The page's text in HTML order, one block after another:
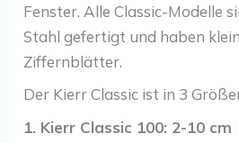
Fenster. Alle Classic-Modelle
Stahl gefertigt und haben
Ziffernblätter.
Der Kierr Classic ist in 3
1. Kierr Classic 100: 2-10 cm